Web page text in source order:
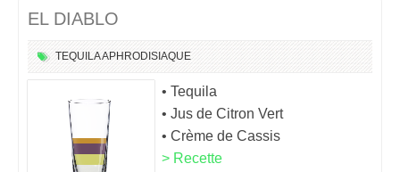
EL DIABLO
TEQUILAAPHRODISIAQUE
• Tequila
• Jus de Citron Vert
• Crème de Cassis
> Recette